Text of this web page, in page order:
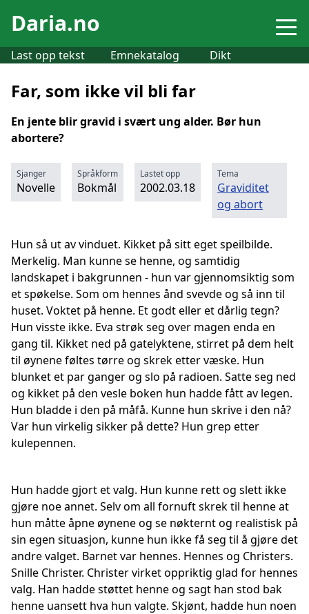
Daria.no
Last opp tekst Emnekatalog Dikt
Far, som ikke vil bli far
En jente blir gravid i svært ung alder. Bør hun
abortere?
Sjanger
Novelle
Språkform
Bokmål
Lastet opp
2002.03.18
Tema
Graviditet
og abort
Hun så ut av vinduet. Kikket på sitt eget speilbilde.
Merkelig. Man kunne se henne, og samtidig
landskapet i bakgrunnen - hun var gjennomsiktig som
et spøkelse. Som om hennes ånd svevde og så inn til
huset. Voktet på henne. Et godt eller et dårlig tegn?
Hun visste ikke. Eva strøk seg over magen enda en
gang til. Kikket ned på gatelyktene, stirret på dem helt
til øynene føltes tørre og skrek etter væske. Hun
blunket et par ganger og slo på radioen. Satte seg ned
og kikket på den vesle boken hun hadde fått av legen.
Hun bladde i den på måfå. Kunne hun skrive i den nå?
Var hun virkelig sikker på dette? Hun grep etter
kulepennen.
Hun hadde gjort et valg. Hun kunne rett og slett ikke
gjøre noe annet. Selv om all fornuft skrek til henne at
hun måtte åpne øynene og se nøkternt og realistisk på
sin egen situasjon, kunne hun ikke få seg til å gjøre det
andre valget. Barnet var hennes. Hennes og Christers.
Snille Christer. Christer virket oppriktig glad for hennes
valg. Han hadde støttet henne og sagt han stod bak
henne uansett hva hun valgte. Skjønt, hadde hun noen